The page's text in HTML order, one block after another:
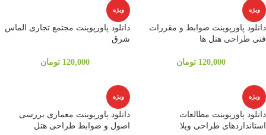
ویژه
دانلود پاورپوینت ضوابط و مقررات
فنی طراحی هتل ها
120,000 تومان
ویژه
دانلود پاورپوینت مجتمع تجاری الماس
شرق
120,000 تومان
ویژه
دانلود پاورپوینت مطالعات
استانداردهای طراحی ویلا
ویژه
دانلود پاورپوینت معماری بررسی
اصول و ضوابط طراحی هتل